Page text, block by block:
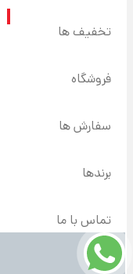
تخفیف ها
فروشگاه
سفارش ها
برندها
تماس با ما